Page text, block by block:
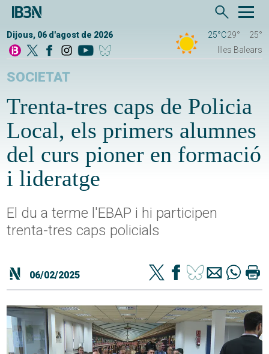
Dijous, 06 d'agost de 2026 25°C29°
25°
Illes Balears
SOCIETAT
Trenta-tres caps de Policia
Local, els primers alumnes
del curs pioner en formació
i lideratge
El du a terme l'EBAP i hi participen
trenta-tres caps policials
06/02/2025